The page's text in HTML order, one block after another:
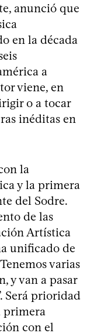
anunció que
en la década
a
viene, en
o a tocar
inéditas en
la
y la primera
del Sodre.
de las
Artística
unificado de
varias
y van a pasar
Será prioridad
primera
con el